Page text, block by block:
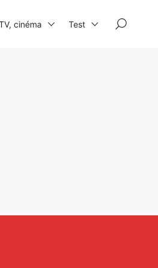
cinéma Test